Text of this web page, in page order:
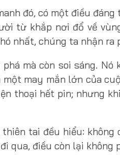
đó, có một điều
từ khắp nơi đổ về
nhất, chúng ta nhận ra
mà còn soi sáng.
may mắn lớn của
thoại hết pin; nhưng
tai đều hiểu:
qua, điều còn lại